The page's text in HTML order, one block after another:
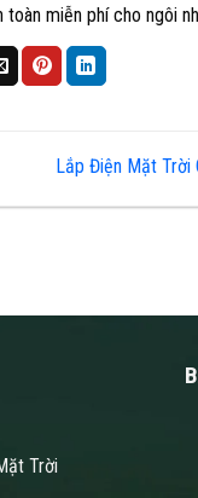
miễn phí cho ngôi
Lắp Điện Mặt Trời
Trời